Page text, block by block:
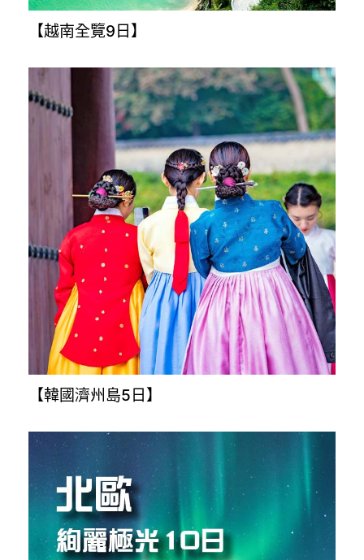
【越南全覽9日】
【韓國濟州島5日】